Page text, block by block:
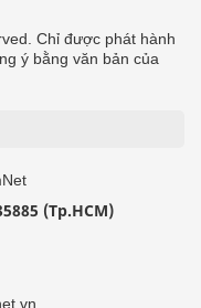
Chỉ được phát hành
ý bằng văn bản của
(Tp.HCM)